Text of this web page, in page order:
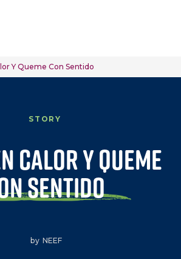
Skip to main content
Y Queme Con Sentido
STORY
calor y queme
sentido
by NEEF